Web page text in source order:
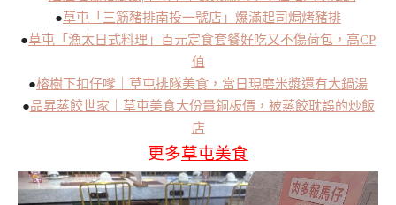
●草屯「三筋豬排南投一號店」爆滿起司焗烤豬排
●草屯「漁太日式料理」百元定食套餐好吃又不傷荷包，高CP
值
●榕樹下扣仔嗲｜草屯排隊美食，當日現磨米漿還有大鍋湯
●品昇蒸餃世家｜草屯美食大份量銅板價，被蒸餃耽誤的炒飯
店
更多草屯美食